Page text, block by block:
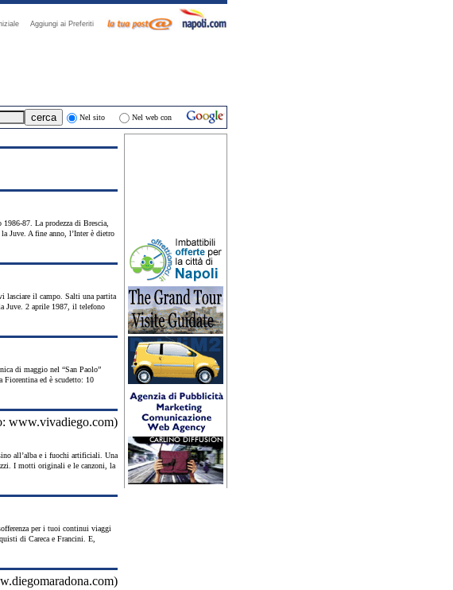
Aggiungi ai Preferiti
Nel sito Nel web con
87. La prodezza di Brescia,
Juve. A fine anno, l’Inter è dietro
lasciare il campo. Salti una partita
Juve. 2 aprile 1987, il telefono
di maggio nel “San Paolo”
ed è scudetto: 10
all’alba e i fuochi artificiali. Una
I motti originali e le canzoni, la
per i tuoi continui viaggi
di Careca e Francini. E,